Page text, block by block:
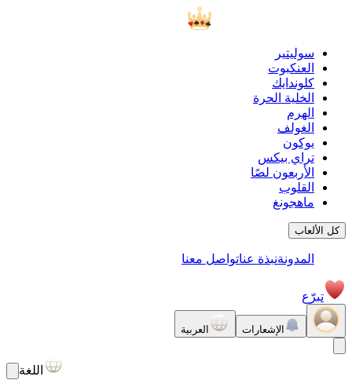
سوليتير
العنكبوت
كلوندايك
الخلية الحرة
الهرم
الغولف
يوكون
تراي بيكس
الأربعون لصًا
القلوب
ماهجونغ
كل الألعاب
المدونةنبذة عناتواصل معنا
تبرّع
الإشعارات العربية
اللغة